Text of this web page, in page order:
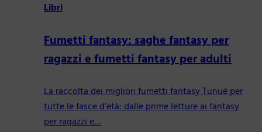
Libri
Fumetti fantasy: saghe fantasy per
ragazzi e fumetti fantasy per adulti
La raccolta dei migliori fumetti fantasy Tunué per
tutte le fasce d’età: dalle prime letture ai fantasy
per ragazzi e…